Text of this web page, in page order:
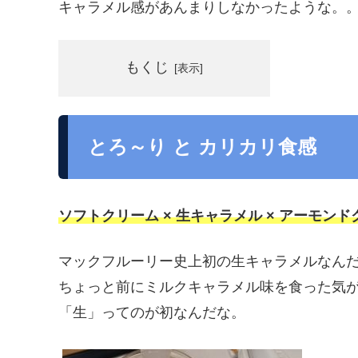
キャラメル感があんまりしなかったような。。
もくじ
とろ～り と カリカリ食感
ソフトクリーム × 生キャラメル × アーモンド
マックフルーリー史上初の生キャラメルなんだ
ちょっと前にミルクキャラメル味を食った気が
「生」ってのが初なんだな。